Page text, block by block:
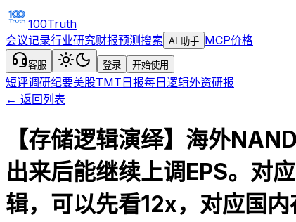
100Truth
会议记录行业研究财报预测搜索 AI 助手 MCP价格
客服 登录 开始使用
短评调研纪要美股TMT日报每日逻辑外资研报
← 返回列表
【存储逻辑演绎】海外
出来后能继续上调EPS。对
辑，可以先看12x，对应国